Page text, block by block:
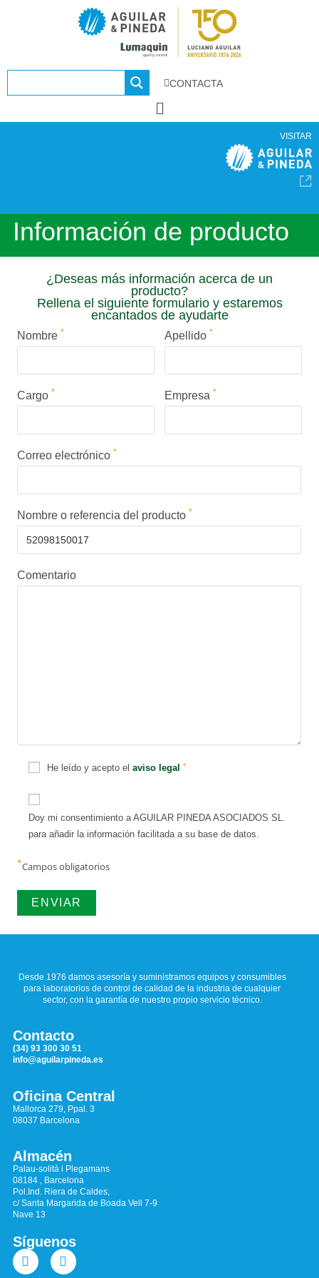
CONTACTA
VISITAR
Información de producto
¿Deseas más información acerca de un
producto?
Rellena el siguiente formulario y estaremos
encantados de ayudarte
Nombre * Apellido *
Cargo * Empresa *
Correo electrónico *
Nombre o referencia del producto *
Comentario
He leído y acepto elaviso legal *
Doy mi consentimiento a AGUILAR PINEDA ASOCIADOS SL.
para añadir la información facilitada a su base de datos.
*Campos obligatorios
Desde 1976 damos asesoría y suministramos equipos y consumibles
para laboratorios de control de calidad de la industria de cualquier
sector, con la garantía de nuestro propio servicio técnico.
Contacto
(34) 93 300 30 51
info@aguilarpineda.es
Oficina Central
Mallorca 279, Ppal. 3
08037 Barcelona
Almacén
Palau-solità i Plegamans
08184 , Barcelona
Pol.Ind. Riera de Caldes,
c/ Santa Margarida de Boada Vell 7-9
Nave 13
Síguenos